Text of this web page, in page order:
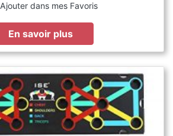
Ajouter dans mes Favoris
En savoir plus